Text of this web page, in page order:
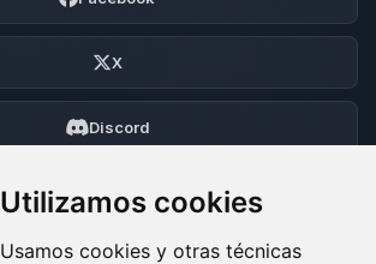
Utilizamos cookies
Usamos cookies y otras técnicas
X
Discord
Foro